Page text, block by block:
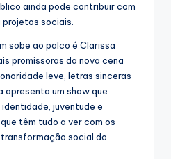
ainda pode contribuir com
sociais.
sobe ao palco é Clarissa
promissoras da nova cena
leve, letras sinceras
apresenta um show que
juventude e
têm tudo a ver com os
social do